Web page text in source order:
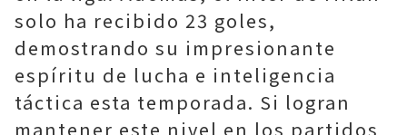
solo ha recibido 23 goles,
demostrando su impresionante
espíritu de lucha e inteligencia
táctica esta temporada. Si logran
mantener este nivel en los partidos